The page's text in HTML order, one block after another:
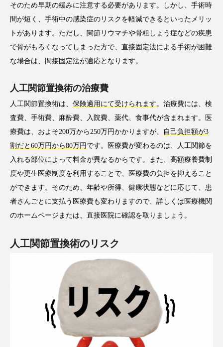
そのため早期の緩みに注意する必要があります。しかし、手術時
間が短く、手術中の感染症のリスクを軽減できるといったメリッ
トがあります。ただし、関節リウマチや骨粗しょう症などの疾患
で骨がもろくなってしまった方で、直接固定法による手術が困難
な場合は、間接固定法が適応となります。
人工関節置換術の治療費
人工関節置換術は、 保険適用にて受けられます 。治療費には、検
査費、手術費、麻酔費、入院費、薬代、食事代が含まれます。医
療費は、およそ200万から250万円かかりますが、
自己負担額が3
割だと60万円から80万円 です。医療費が変わるのは、人工関節を
入れる部位によって料金が異なるからです。また、高額療養費制
度や更生医療制度を利用することで、医療費の負担を抑えること
ができます。そのため、年齢や所得、健康状態などに応じて、患
者さんごとに支払う医療費も変わりますので、詳しくは医療機関
のホームページまたは、直接医院に確認を取りましょう。
人工関節置換術のリスク